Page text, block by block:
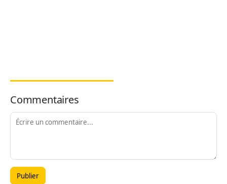
Commentaires
Publier